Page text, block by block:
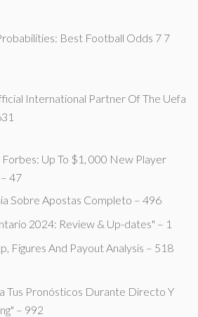
Best Football Odds 7 7
International Partner Of The Uefa
Up To $1, 000 New Player
47
Sobre Apostas Completo – 496
2024: Review & Up-dates" – 1
Figures And Payout Analysis – 518
Tus Pronósticos Durante Directo Y
– 992